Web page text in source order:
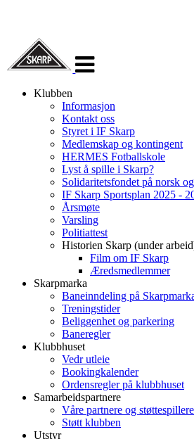
navigasjon
Klubben
Informasjon
Kontakt oss
Styret i IF Skarp
Medlemskap og kontingent
HERMES Fotballskole
Lyst å spille i Skarp?
Solidaritetsfondet på norsk
IF Skarp Sportsplan 2025 -
Årsmøte
Varsling
Politiattest
Historien Skarp (under
Film om IF Skarp
Æredsmedlemmer
Skarpmarka
Baneinndeling på
Treningstider
Beliggenhet og parkering
Baneregler
Klubbhuset
Vedr utleie
Bookingkalender
Ordensregler på klubbhuset
Samarbeidspartnere
Våre partnere og støttespillere
Støtt klubben
Utstyr